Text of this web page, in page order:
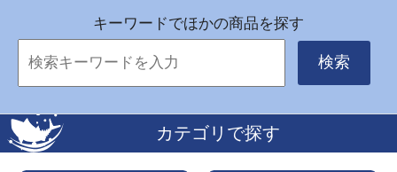
キーワードでほかの商品を探す
検索
カテゴリで探す